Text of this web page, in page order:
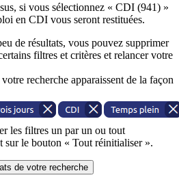
si vous sélectionnez « CDI (941) »
en CDI vous seront restituées.
de résultats, vous pouvez supprimer
filtres et critères et relancer votre
recherche apparaissent de la façon
les filtres un par un ou tout
sur le bouton « Tout réinitialiser ».
de votre recherche